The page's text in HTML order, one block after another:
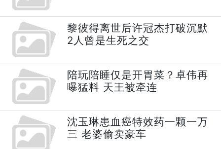
黎彼得离世后许冠杰打破沉默
2人曾是生死之交
陪玩陪睡仅是开胃菜？卓伟再
曝猛料 天王被牵连
沈玉琳患血癌特效药一颗一万
三 老婆偷卖豪车